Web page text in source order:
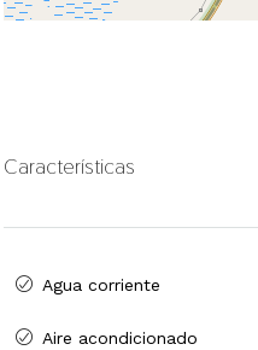
Características
Agua corriente
Aire acondicionado